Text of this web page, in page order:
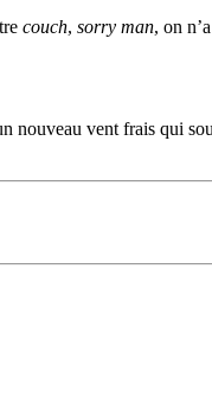
couch, sorry man, on
nouveau vent frais qui